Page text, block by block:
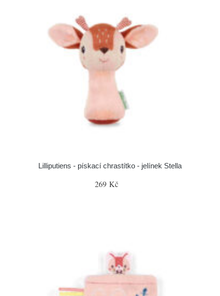
Lilliputiens - pískací chrastítko - jelínek Stella
269 Kč